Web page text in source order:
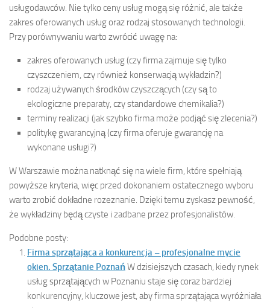
usługodawców. Nie tylko ceny usług mogą się różnić, ale także
zakres oferowanych usług oraz rodzaj stosowanych technologii.
Przy porównywaniu warto zwrócić uwagę na:
zakres oferowanych usług (czy firma zajmuje się tylko
czyszczeniem, czy również konserwacją wykładzin?)
rodzaj używanych środków czyszczących (czy są to
ekologiczne preparaty, czy standardowe chemikalia?)
terminy realizacji (jak szybko firma może podjąć się zlecenia?)
politykę gwarancyjną (czy firma oferuje gwarancję na
wykonane usługi?)
W Warszawie można natknąć się na wiele firm, które spełniają
powyższe kryteria, więc przed dokonaniem ostatecznego wyboru
warto zrobić dokładne rozeznanie. Dzięki temu zyskasz pewność,
że wykładziny będą czyste i zadbane przez profesjonalistów.
Podobne posty:
Firma sprzątająca a konkurencja – profesjonalne mycie
okien. Sprzątanie PoznańW dzisiejszych czasach, kiedy rynek
usług sprzątających w Poznaniu staje się coraz bardziej
konkurencyjny, kluczowe jest, aby firma sprzątająca wyróżniała